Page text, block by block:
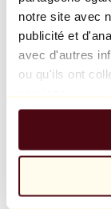
notre site avec
publicité et
avec d'autres
ou qu'ils ont
Balloon Dog
Jeff Koons
10 000 €